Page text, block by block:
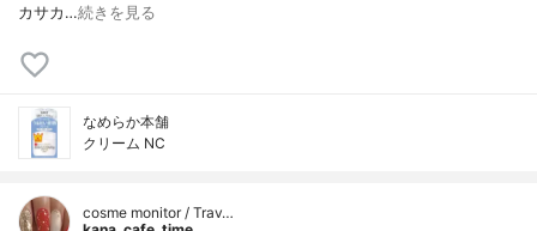
カサカ…続きを見る
なめらか本舗
クリーム NC
cosme monitor / Trav…